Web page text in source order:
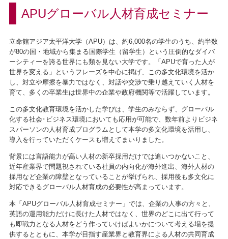
APUグローバル人材育成セミナー
立命館アジア太平洋大学（APU）は、約6,000名の学生のうち、約半数
が80の国・地域から集まる国際学生（留学生）という圧倒的なダイバ
ーシティーを誇る世界にも類を見ない大学です。「APUで育った人が
世界を変える」というフレーズを中心に掲げ、この多文化環境を活か
し、対立や摩擦を暴力ではなく、対話や交渉で乗り越えていく人材を
育て、多くの卒業生は世界中の企業や政府機関等で活躍しています。
この多文化教育環境を活かした学びは、学生のみならず、グローバル
化する社会･ビジネス環境においても応用が可能で、数年前よりビジネ
スパーソンの人材育成プログラムとして本学の多文化環境を活用し、
導入を行っていただくケースも増えてまいりました。
背景には言語能力が高い人材の新卒採用だけでは追いつかないこと、
近年産業界で問題視されている社員の内向化が海外進出、海外人材の
採用など企業の障壁となっていることが挙げられ、採用後も多文化に
対応できるグローバル人材育成の必要性が高まっています。
本「APUグローバル人材育成セミナー」では、企業の人事の方々と、
英語の運用能力だけに長けた人材ではなく、世界のどこに出て行って
も即戦力となる人材をどう作っていけばよいかについて考える場を提
供するとともに、本学が目指す産業界と教育界による人材の共同育成